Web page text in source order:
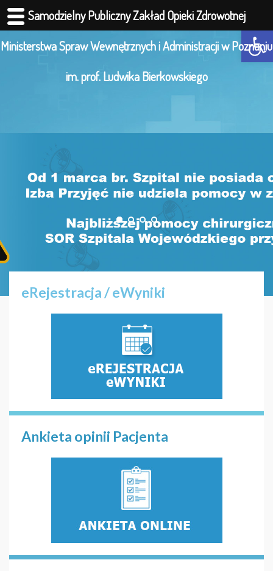
eRejestracja / eWyniki
Ankieta opinii Pacjenta
Samodzielny Publiczny Zakład Opieki Zdrowotnej
Ministerstwa Spraw Wewnętrznych i Administracji w Poznaniu
im. prof. Ludwika Bierkowskiego